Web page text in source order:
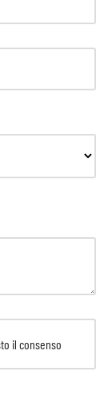
il consenso